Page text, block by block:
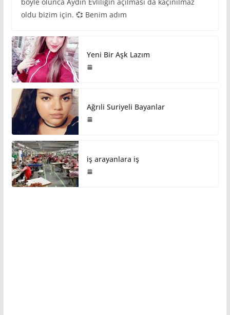
oldu bizim için. 💞 Benim adım
Yeni Bir Aşk Lazım
Ağrıli Suriyeli Bayanlar
iş arayanlara iş